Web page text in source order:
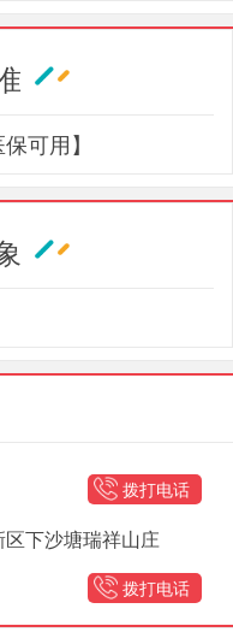
可用】
拨打电话
下沙塘瑞祥山庄
拨打电话